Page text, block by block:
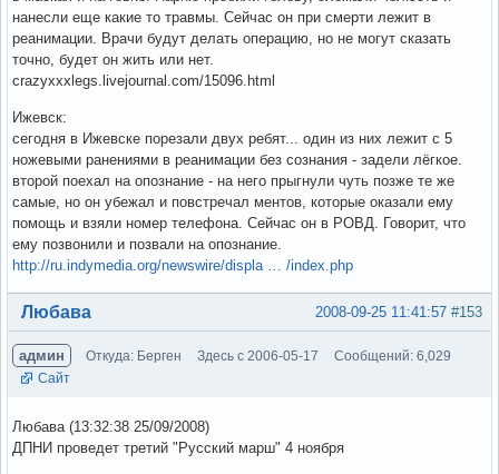
нанесли еще какие то травмы. Сейчас он при смерти лежит в
реанимации. Врачи будут делать операцию, но не могут сказать
точно, будет он жить или нет.
crazyxxxlegs.livejournal.com/15096.html
Ижевск:
сегодня в Ижевске порезали двух ребят... один из них лежит с 5
ножевыми ранениями в реанимации без сознания - задели лёгкое.
второй поехал на опознание - на него прыгнули чуть позже те же
самые, но он убежал и повстречал ментов, которые оказали ему
помощь и взяли номер телефона. Сейчас он в РОВД. Говорит, что
ему позвонили и позвали на опознание.
http://ru.indymedia.org/newswire/displa … /index.php
Вне форума #153
2008-09-25 11:41:57
Любава
админ Откуда: Берген Здесь с 2006-05-17
Сообщений: 6,029
Сайт
Любава (13:32:38 25/09/2008)
ДПНИ проведет третий "Русский марш" 4 ноября